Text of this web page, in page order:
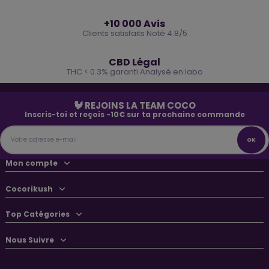
+10 000 Avis
Clients satisfaits Noté 4.8/5
CBD Légal
THC < 0.3% garanti Analysé en labo
🐓 REJOINS LA TEAM COCO
Inscris-toi et reçois -10€ sur ta prochaine commande
Mon compte
Cocorikush
Top Catégories
Nous Suivre